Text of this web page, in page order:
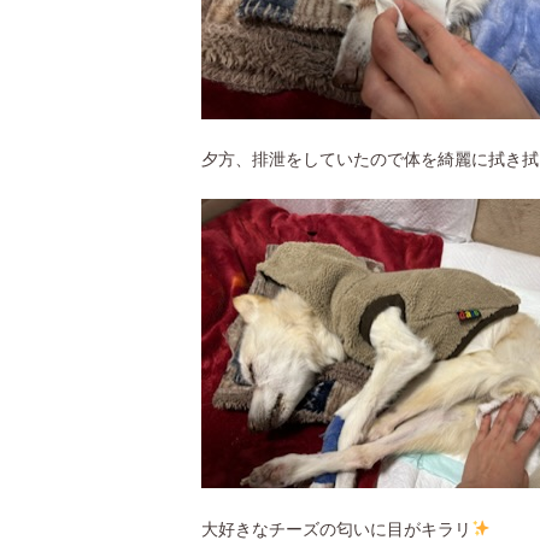
夕方、排泄をしていたので体を綺麗に拭き
大好きなチーズの匂いに目がキラリ